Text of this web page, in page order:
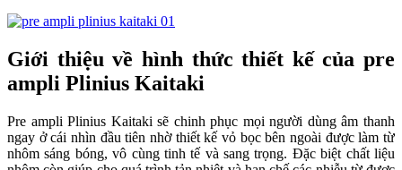
Giới thiệu về hình thức thiết kế của pre
ampli Plinius Kaitaki
Pre ampli Plinius Kaitaki sẽ chinh phục mọi người dùng âm thanh
ngay ở cái nhìn đầu tiên nhờ thiết kế vỏ bọc bên ngoài được làm từ
nhôm sáng bóng, vô cùng tinh tế và sang trọng. Đặc biệt chất liệu